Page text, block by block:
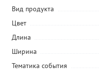
Вид продукта
Цвет
Длина
Ширина
Тематика события